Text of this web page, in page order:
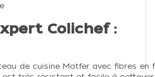
Colichef :
de cuisine Matfer avec fibres en